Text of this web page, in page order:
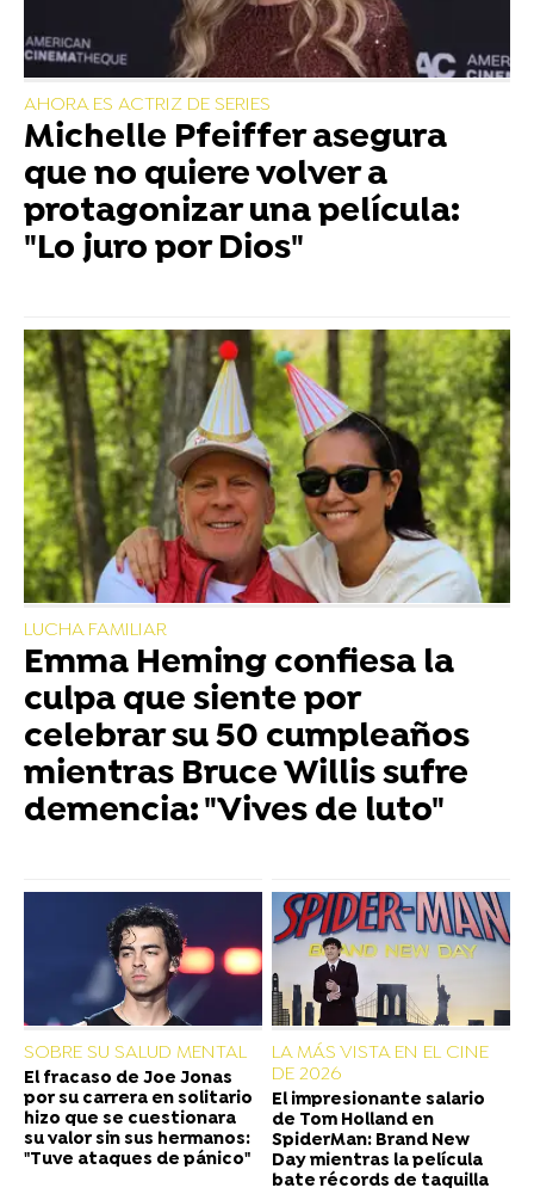
AHORA ES ACTRIZ DE SERIES
Michelle Pfeiffer asegura
que no quiere volver a
protagonizar una película:
"Lo juro por Dios"
LUCHA FAMILIAR
Emma Heming confiesa la
culpa que siente por
celebrar su 50 cumpleaños
mientras Bruce Willis sufre
demencia: "Vives de luto"
SOBRE SU SALUD MENTAL
El fracaso de Joe Jonas
por su carrera en solitario
hizo que se cuestionara
su valor sin sus hermanos:
"Tuve ataques de pánico"
LA MÁS VISTA EN EL CINE
DE 2026
El impresionante salario
de Tom Holland en
SpiderMan: Brand New
Day mientras la película
bate récords de taquilla